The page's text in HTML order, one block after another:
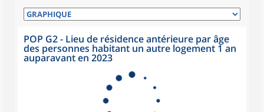
POP G2 - Lieu de résidence antérieure par âge
des personnes habitant un autre logement 1 an
auparavant en 2023